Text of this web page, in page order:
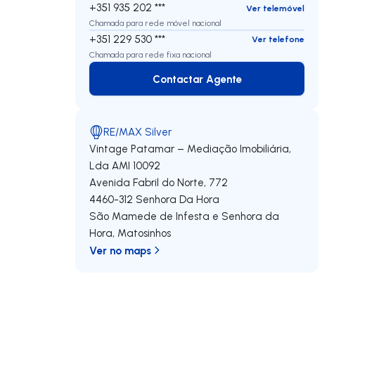
+351 935 202 ***
Ver telemóvel
Chamada para rede móvel nacional
+351 229 530 ***
Ver telefone
Chamada para rede fixa nacional
Contactar Agente
Contactar Agente
RE/MAX Silver
Vintage Patamar – Mediação Imobiliária,
Lda AMI 10092
Avenida Fabril do Norte, 772
4460-312 Senhora Da Hora
São Mamede de Infesta e Senhora da
Hora, Matosinhos
Ver no maps